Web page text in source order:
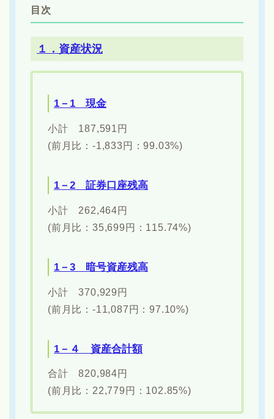
目次
１．資産状況
1－1 現金
小計 187,591円
(前月比：-1,833円：99.03%)
1－2 証券口座残高
小計 262,464円
(前月比：35,699円：115.74%)
1－3 暗号資産残高
小計 370,929円
(前月比：-11,087円：97.10%)
1－４ 資産合計額
合計 820,984円
(前月比：22,779円：102.85%)